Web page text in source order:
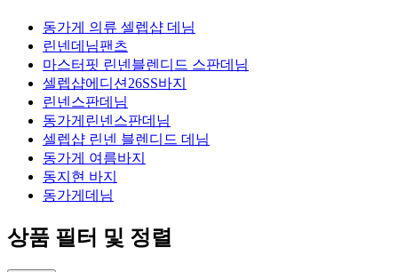
동가게 의류 셀렙샵 데님
린넨데님팬츠
마스터핏 린넨블렌디드 스판데님
셀렙샵에디션26SS바지
린넨스판데님
동가게린넨스판데님
셀렙샵 린넨 블렌디드 데님
동가게 여름바지
동지현 바지
동가게데님
상품 필터 및 정렬